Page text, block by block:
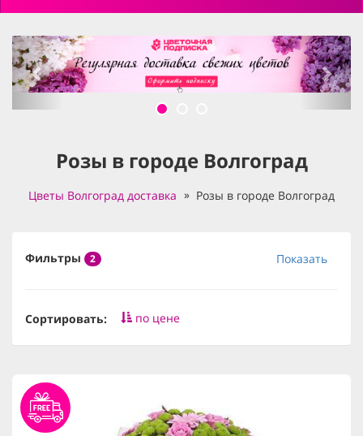
previous next
Розы в городе Волгоград
Цветы Волгоград доставка Розы в городе Волгоград
Фильтры 2 Показать
Сортировать: по цене